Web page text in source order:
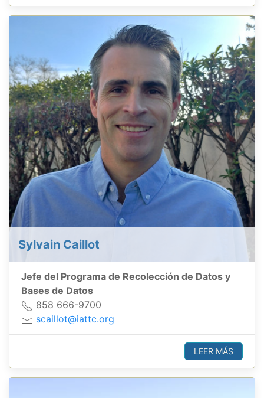
Sylvain Caillot
Jefe del Programa de Recolección de Datos y
Bases de Datos
858 666-9700
scaillot@iattc.org
LEER MÁS